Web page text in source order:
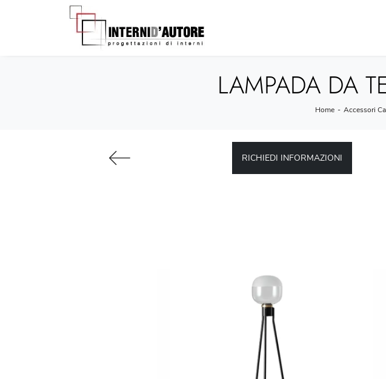
LAMPADA DA
Home - Accessori
RICHIEDI INFORMAZIONI